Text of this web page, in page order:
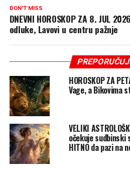
DON'T MISS
DNEVNI HOROSKOP ZA 8. JUL
odluke, Lavovi u centru pažnje
HOROSKOP ZA
Vage, a Bikovima
VELIKI
očekuje sudbinski
HITNO da pazi na